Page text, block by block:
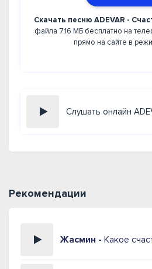
Скачать песню ADEVAR -
файла 7.16 МБ бесплатно на
прямо на сайте в
Слушать онлайн
Рекомендации
Жасмин - Какое